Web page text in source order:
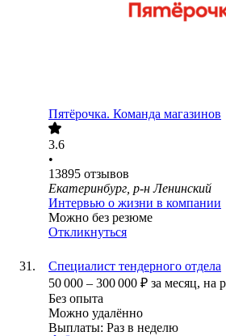
Пятёрочка. Команда магазинов
3.6
•
13895 отзывов
Екатеринбург, р-н Ленинский
Интервью о жизни в компании
Можно без резюме
Откликнуться
Специалист тендерного отдела
50 000 – 300 000 ₽ за месяц, на
Без опыта
Можно удалённо
Выплаты: Раз в неделю